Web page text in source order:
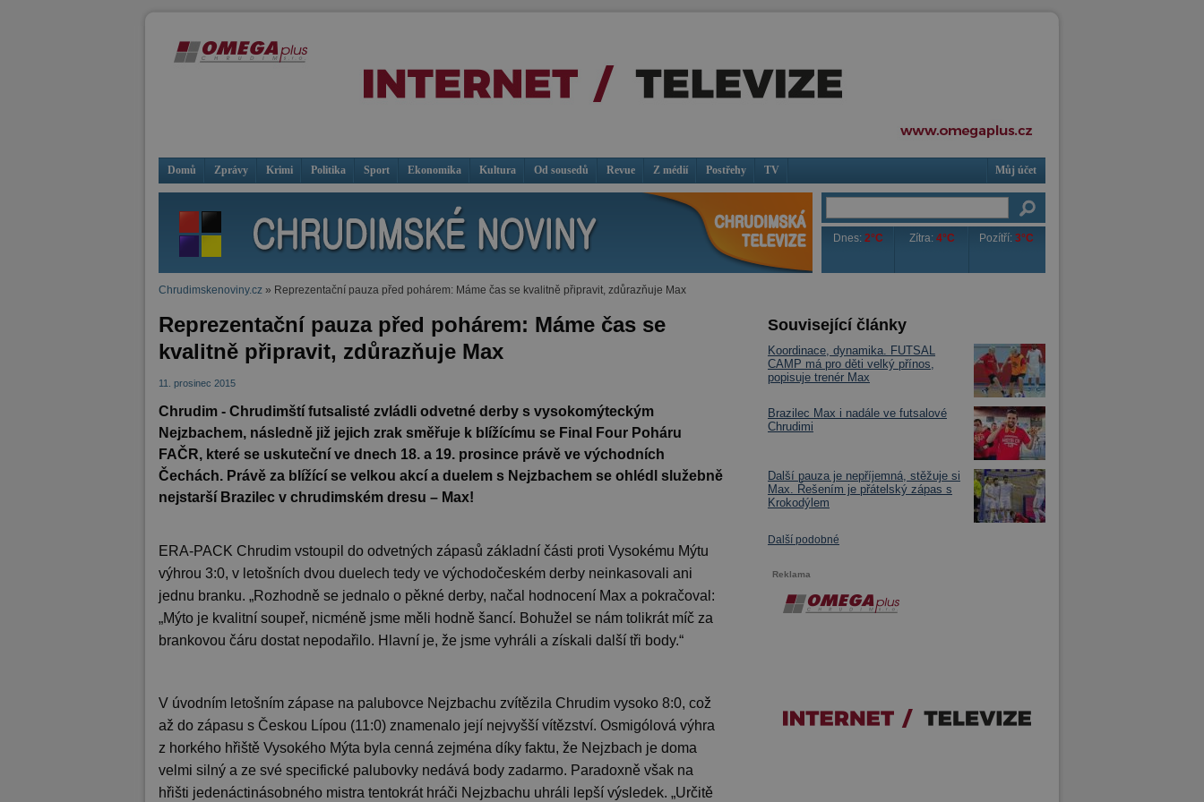
Domů Zprávy Krimi Politika Sport Ekonomika Kultura Od sousedů Revue Z médií Postřehy TV Můj účet
Dnes:2°C Zítra:4°C Pozítří: 3°C
Chrudimskenoviny.cz » Reprezentační pauza před pohárem: Máme čas se kvalitně připravit, zdůrazňuje Max
Reprezentační pauza před pohárem: Máme čas se
kvalitně připravit, zdůrazňuje Max
11. prosinec 2015
Chrudim - Chrudimští futsalisté zvládli odvetné derby s vysokomýteckým
Nejzbachem, následně již jejich zrak směřuje k blížícímu se Final Four Poháru
FAČR, které se uskuteční ve dnech 18. a 19. prosince právě ve východních
Čechách. Právě za blížící se velkou akcí a duelem s Nejzbachem se ohlédl služebně
nejstarší Brazilec v chrudimském dresu – Max!
ERA-PACK Chrudim vstoupil do odvetných zápasů základní části proti Vysokému Mýtu
výhrou 3:0, v letošních dvou duelech tedy ve východočeském derby neinkasovali ani
jednu branku. „Rozhodně se jednalo o pěkné derby, načal hodnocení Max a pokračoval:
„Mýto je kvalitní soupeř, nicméně jsme měli hodně šancí. Bohužel se nám tolikrát míč za
brankovou čáru dostat nepodařilo. Hlavní je, že jsme vyhráli a získali další tři body.“
V úvodním letošním zápase na palubovce Nejzbachu zvítězila Chrudim vysoko 8:0, což
až do zápasu s Českou Lípou (11:0) znamenalo její nejvyšší vítězství. Osmigólová výhra
z horkého hřiště Vysokého Mýta byla cenná zejména díky faktu, že Nejzbach je doma
velmi silný a ze své specifické palubovky nedává body zadarmo. Paradoxně však na
hřišti jedenáctinásobného mistra tentokrát hráči Nejzbachu uhráli lepší výsledek. „Určitě
Související články
Koordinace, dynamika. FUTSAL
CAMP má pro děti velký přínos,
popisuje trenér Max
Brazilec Max i nadále ve futsalové
Chrudimi
Další pauza je nepříjemná, stěžuje si
Max. Řešením je přátelský zápas s
Krokodýlem
Další podobné
Reklama